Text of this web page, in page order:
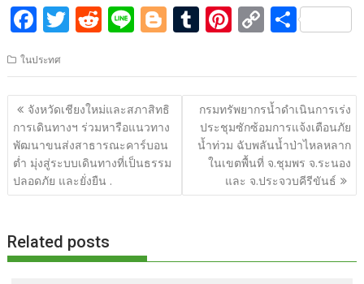
F
ac
e
b
o
o
k
T
w
itt
er
R
e
d
di
t
Li
n
e
Bl
o
g
g
er
T
u
m
bl
r
Pi
nt
er
e
st
C
o
p
y
Li
n
k
S
h
ar
e
ในประทศ
แนะแนว
เรื่อง
จังหวัดเชียงใหม่และสภาสิทธิ
การเดินทางฯ ร่วมหารือแนวทาง
พัฒนาขนส่งสาธารณะคาร์บอน
ต่ำ มุ่งสู่ระบบเดินทางที่เป็นธรรม
ปลอดภัย และยั่งยืน .
กรมทรัพยากรน้ำดำเนินการเร่ง
ประชุมซักซ้อมการแจ้งเตือนภัย
น้ำท่วม ฉับพลันน้ำป่าไหลหลาก
ในเขตพื้นที่ จ.ชุมพร จ.ระนอง
และ จ.ประจวบคีรีขันธ์
Related posts